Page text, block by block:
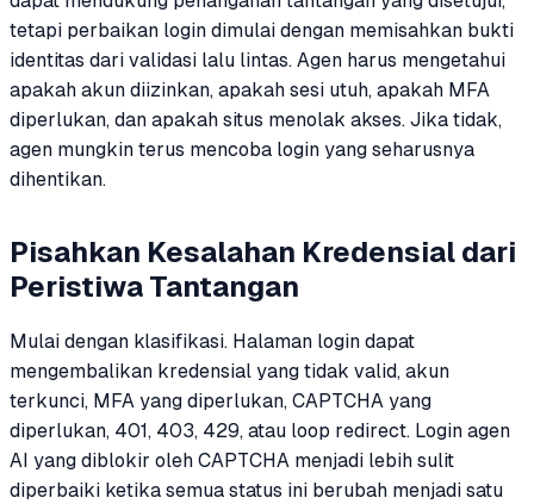
tetapi perbaikan login dimulai dengan memisahkan bukti
identitas dari validasi lalu lintas. Agen harus mengetahui
apakah akun diizinkan, apakah sesi utuh, apakah MFA
diperlukan, dan apakah situs menolak akses. Jika tidak,
agen mungkin terus mencoba login yang seharusnya
dihentikan.
Pisahkan Kesalahan Kredensial dari
Peristiwa Tantangan
Mulai dengan klasifikasi. Halaman login dapat
mengembalikan kredensial yang tidak valid, akun
terkunci, MFA yang diperlukan, CAPTCHA yang
diperlukan, 401, 403, 429, atau loop redirect. Login agen
AI yang diblokir oleh CAPTCHA menjadi lebih sulit
diperbaiki ketika semua status ini berubah menjadi satu